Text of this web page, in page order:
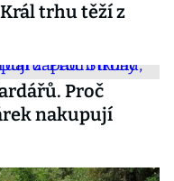
trhu těží z
Proč
nakupují